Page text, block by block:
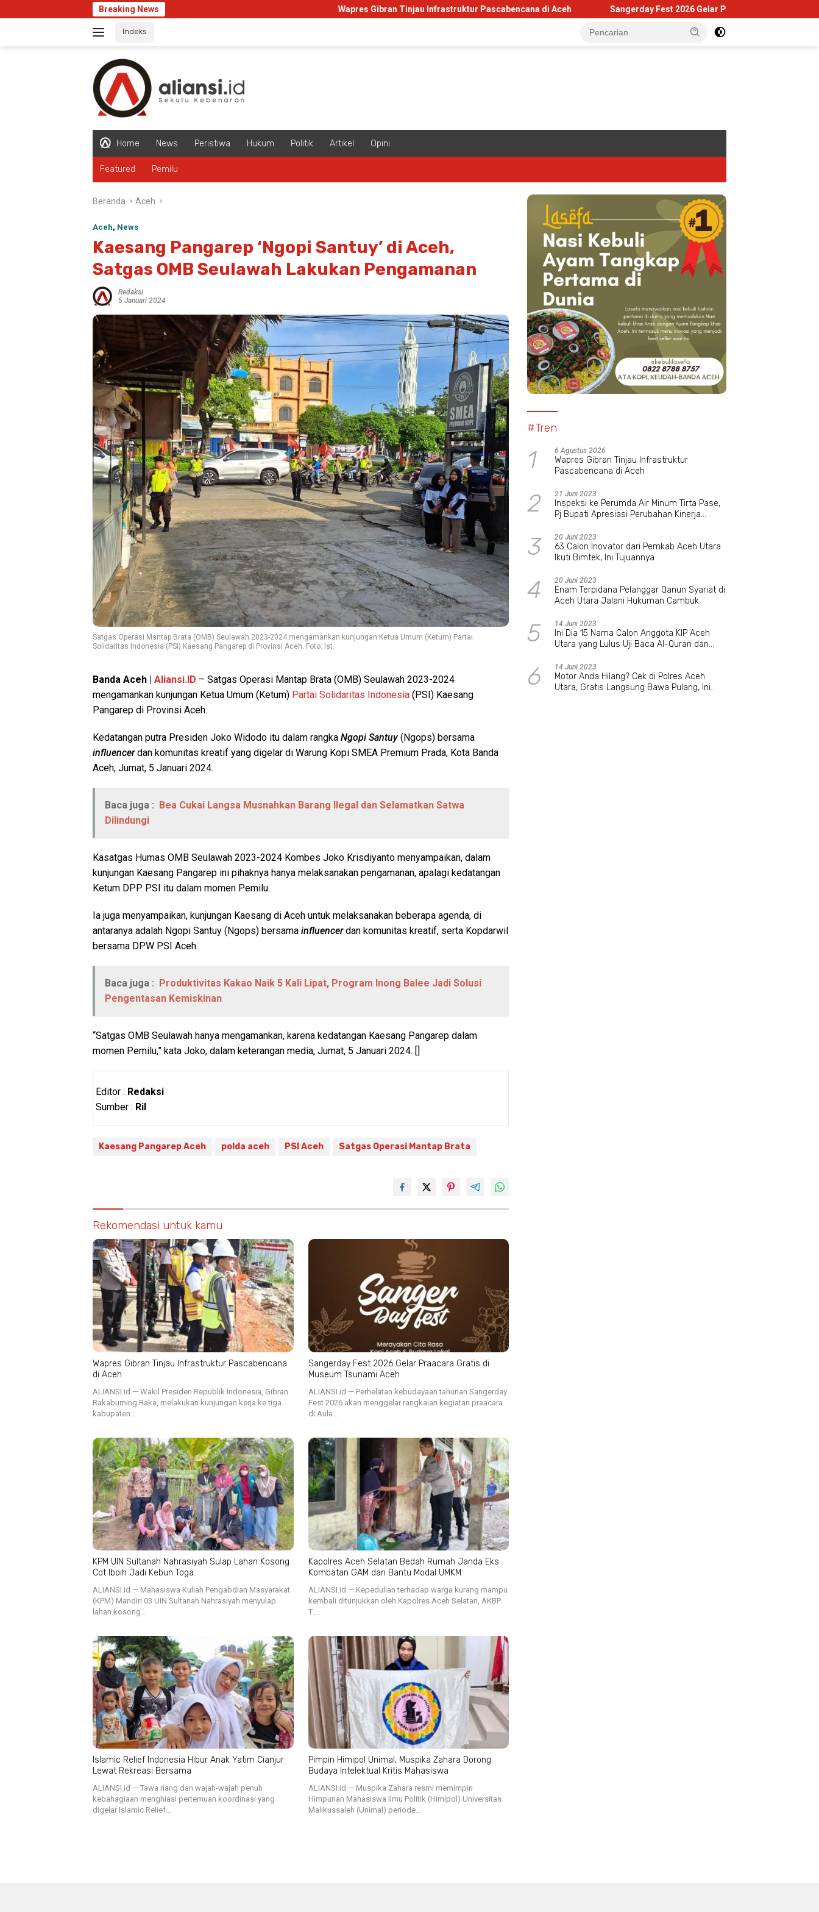
ke
Breaking News Wapres Gibran Tinjau Infrastruktur Pascabencana di Aceh Sangerday Fest 2026 Gelar Praacara Gratis di Museum Tsunami
Indeks
Home News Peristiwa Hukum Politik Artikel Opini
Featured Pemilu
Beranda Aceh
Aceh, News
Kaesang Pangarep ‘Ngopi Santuy’ di Aceh,
Satgas OMB Seulawah Lakukan Pengamanan
Redaksi
5 Januari 2024
Satgas Operasi Mantap Brata (OMB) Seulawah 2023-2024 mengamankan kunjungan Ketua Umum (Ketum) Partai
Solidaritas Indonesia (PSI) Kaesang Pangarep di Provinsi Aceh. Foto: Ist.
Banda Aceh | Aliansi.ID – Satgas Operasi Mantap Brata (OMB) Seulawah 2023-2024
mengamankan kunjungan Ketua Umum (Ketum) Partai Solidaritas Indonesia (PSI) Kaesang
Pangarep di Provinsi Aceh.
Kedatangan putra Presiden Joko Widodo itu dalam rangka Ngopi Santuy (Ngops) bersama
influencerdan komunitas kreatif yang digelar di Warung Kopi SMEA Premium Prada, Kota Banda
Aceh, Jumat, 5 Januari 2024.
Baca juga : Bea Cukai Langsa Musnahkan Barang Ilegal dan Selamatkan Satwa
Dilindungi
Kasatgas Humas OMB Seulawah 2023-2024 Kombes Joko Krisdiyanto menyampaikan, dalam
kunjungan Kaesang Pangarep ini pihaknya hanya melaksanakan pengamanan, apalagi kedatangan
Ketum DPP PSI itu dalam momen Pemilu.
Ia juga menyampaikan, kunjungan Kaesang di Aceh untuk melaksanakan beberapa agenda, di
antaranya adalah Ngopi Santuy (Ngops) bersama influencerdan komunitas kreatif, serta Kopdarwil
bersama DPW PSI Aceh.
Baca juga : Produktivitas Kakao Naik 5 Kali Lipat, Program Inong Balee Jadi Solusi
Pengentasan Kemiskinan
“Satgas OMB Seulawah hanya mengamankan, karena kedatangan Kaesang Pangarep dalam
momen Pemilu,” kata Joko, dalam keterangan media, Jumat, 5 Januari 2024. []
Editor : Redaksi
Sumber : Ril
Kaesang Pangarep Aceh polda aceh PSI Aceh Satgas Operasi Mantap Brata
Rekomendasi untuk kamu
Wapres Gibran Tinjau Infrastruktur Pascabencana
di Aceh
ALIANSI.id — Wakil Presiden Republik Indonesia, Gibran
Rakabuming Raka, melakukan kunjungan kerja ke tiga
kabupaten…
Sangerday Fest 2026 Gelar Praacara Gratis di
Museum Tsunami Aceh
ALIANSI.id — Perhelatan kebudayaan tahunan Sangerday
Fest 2026 akan menggelar rangkaian kegiatan praacara
di Aula…
KPM UIN Sultanah Nahrasiyah Sulap Lahan Kosong
Cot Iboih Jadi Kebun Toga
ALIANSI.id — Mahasiswa Kuliah Pengabdian Masyarakat
(KPM) Mandiri 03 UIN Sultanah Nahrasiyah menyulap
lahan kosong…
Kapolres Aceh Selatan Bedah Rumah Janda Eks
Kombatan GAM dan Bantu Modal UMKM
ALIANSI.id — Kepedulian terhadap warga kurang mampu
kembali ditunjukkan oleh Kapolres Aceh Selatan, AKBP
T….
Islamic Relief Indonesia Hibur Anak Yatim Cianjur
Lewat Rekreasi Bersama
ALIANSI.id — Tawa riang dan wajah-wajah penuh
kebahagiaan menghiasi pertemuan koordinasi yang
digelar Islamic Relief…
Pimpin Himipol Unimal, Muspika Zahara Dorong
Budaya Intelektual Kritis Mahasiswa
ALIANSI.id — Muspika Zahara resmi memimpin
Himpunan Mahasiswa Ilmu Politik (Himipol) Universitas
Malikussaleh (Unimal) periode…
#Tren
1 6 Agustus 2026
Wapres Gibran Tinjau Infrastruktur
Pascabencana di Aceh
2 21 Juni 2023
Inspeksi ke Perumda Air Minum Tirta Pase,
Pj Bupati Apresiasi Perubahan Kinerja
3 20 Juni 2023
63 Calon Inovator dari Pemkab Aceh Utara
Ikuti Bimtek, Ini Tujuannya
4 20 Juni 2023
Enam Terpidana Pelanggar Qanun Syariat di
Aceh Utara Jalani Hukuman Cambuk
5 14 Juni 2023
Ini Dia 15 Nama Calon Anggota KIP Aceh
Utara yang Lulus Uji Baca Al-Quran dan
6 14 Juni 2023
Motor Anda Hilang? Cek di Polres Aceh
Utara, Gratis Langsung Bawa Pulang, Ini